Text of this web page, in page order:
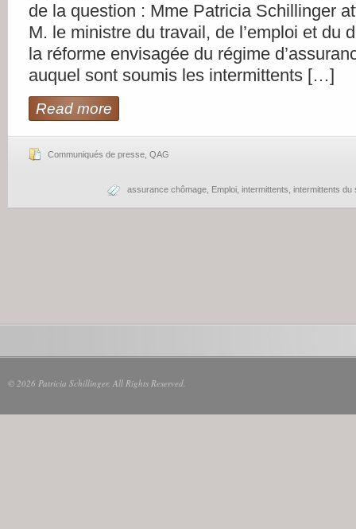
de la question : Mme Patricia Schillinger
M. le ministre du travail, de l’emploi et du
la réforme envisagée du régime
auquel sont soumis les intermittents […]
Read more
Communiqués de presse QAG
assurance chômage Emploi intermittents intermittents du
© 2026 Patricia Schillinger. All Rights Reserved.